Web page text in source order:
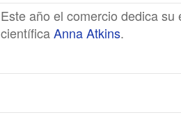
Este año el comercio dedica su
científicaAnna Atkins.